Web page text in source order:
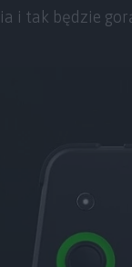
i tak będzie